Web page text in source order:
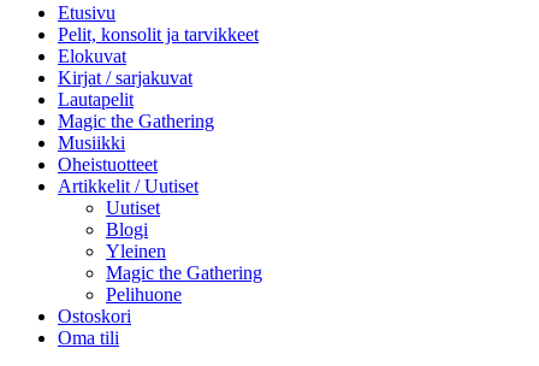
Etusivu
Pelit, konsolit ja tarvikkeet
Elokuvat
Kirjat / sarjakuvat
Lautapelit
Magic the Gathering
Musiikki
Oheistuotteet
Artikkelit / Uutiset
Uutiset
Blogi
Yleinen
Magic the Gathering
Pelihuone
Ostoskori
Oma tili